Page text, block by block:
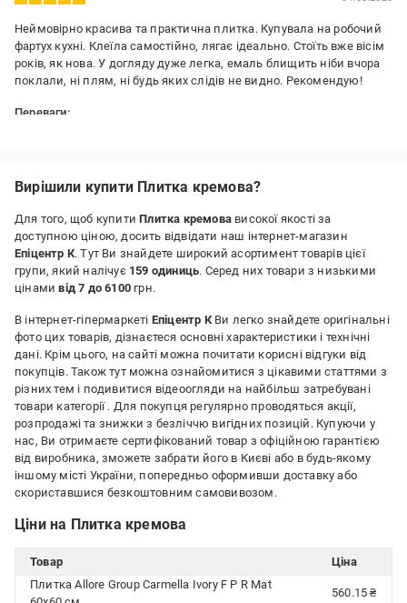
Неймовірно красива та практична плитка. Купувала на робочий
фартух кухні. Клеїла самостійно, лягає ідеально. Стоїть вже вісім
років, як нова. У догляду дуже легка, емаль блищить ніби вчора
поклали, ні плям, ні будь яких слідів не видно. Рекомендую!
Переваги:
поклали, ні плям, ні будь яких слідів не видно. Рекомендую!
Недоліки:
Немає
Вирішили купити Плитка кремова?
Для того, щоб купитиПлитка кремова високої якості за
доступною ціною, досить відвідати наш інтернет-магазин
Епіцентр К. Тут Ви знайдете широкий асортимент товарів цієї
групи, який налічує 159 одиниць. Серед них товари з низькими
цінамивід 7 до 6100 грн.
В інтернет-гіпермаркеті Епіцентр КВи легко знайдете оригінальні
фото цих товарів, дізнаєтеся основні характеристики і технічні
дані. Крім цього, на сайті можна почитати корисні відгуки від
покупців. Також тут можна ознайомитися з цікавими статтями з
різних тем і подивитися відеоогляди на найбільш затребувані
товари категорії . Для покупця регулярно проводяться акції,
розпродажі та знижки з безліччю вигідних позицій. Купуючи у
нас, Ви отримаєте сертифікований товар з офіційною гарантією
від виробника, зможете забрати його в Києві або в будь-якому
іншому місті України, попередньо оформивши доставку або
скориставшися безкоштовним самовивозом.
Ціни на Плитка кремова
Товар
Ціна
Плитка Allore Group Carmella Ivory F P R Mat
560.15 ₴